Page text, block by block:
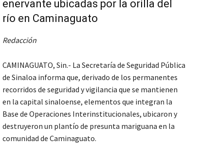
enervante ubicadas por la orilla del
río en Caminaguato
Redacción
CAMINAGUATO, Sin.- La Secretaría de Seguridad Pública
de Sinaloa informa que, derivado de los permanentes
recorridos de seguridad y vigilancia que se mantienen
en la capital sinaloense, elementos que integran la
Base de Operaciones Interinstitucionales, ubicaron y
destruyeron un plantío de presunta mariguana en la
comunidad de Caminaguato.